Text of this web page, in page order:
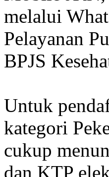
melalui
Pelayanan
BPJS
Untuk
kategori
cukup
dan KTP